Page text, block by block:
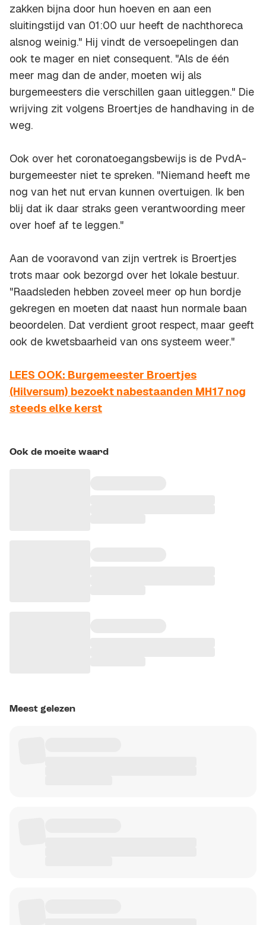
zakken bijna door hun hoeven en aan een
sluitingstijd van 01:00 uur heeft de nachthoreca
alsnog weinig." Hij vindt de versoepelingen dan
ook te mager en niet consequent. "Als de één
meer mag dan de ander, moeten wij als
burgemeesters die verschillen gaan uitleggen." Die
wrijving zit volgens Broertjes de handhaving in de
weg.
Ook over het coronatoegangsbewijs is de PvdA-
burgemeester niet te spreken. "Niemand heeft me
nog van het nut ervan kunnen overtuigen. Ik ben
blij dat ik daar straks geen verantwoording meer
over hoef af te leggen."
Aan de vooravond van zijn vertrek is Broertjes
trots maar ook bezorgd over het lokale bestuur.
"Raadsleden hebben zoveel meer op hun bordje
gekregen en moeten dat naast hun normale baan
beoordelen. Dat verdient groot respect, maar geeft
ook de kwetsbaarheid van ons systeem weer."
LEES OOK: Burgemeester Broertjes
(Hilversum) bezoekt nabestaanden MH17 nog
steeds elke kerst
Ook de moeite waard
Meest gelezen